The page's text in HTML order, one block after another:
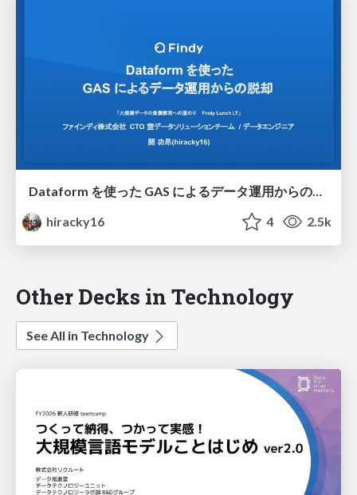
Dataform を使った GAS によるデータ運用からの脱却
hiracky16
4 2.5k
Other Decks in Technology
See All in Technology